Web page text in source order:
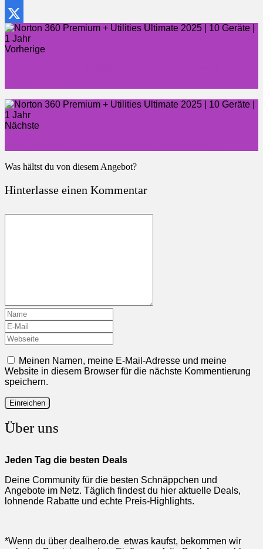
Telegram
X
Vorherige
Nächste
Was hältst du von diesem Angebot?
Hinterlasse einen Kommentar
Meinen Namen, meine E-Mail-Adresse und meine
Website in diesem Browser für die nächste Kommentierung
speichern.
Über uns
Jeden Tag die besten Deals
Deine Community für die besten Schnäppchen und
Angebote im Netz. Täglich findest du hier aktuelle Deals,
lohnende Rabatte und echte Preis-Highlights.
*Wenn du über dealhero.de etwas kaufst, bekommen wir